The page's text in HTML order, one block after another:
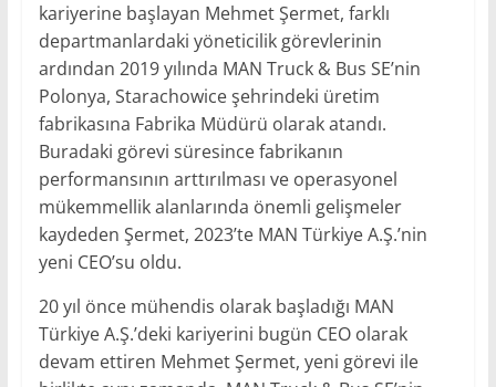
kariyerine başlayan Mehmet Şermet, farklı
departmanlardaki yöneticilik görevlerinin
ardından 2019 yılında MAN Truck & Bus SE’nin
Polonya, Starachowice şehrindeki üretim
fabrikasına Fabrika Müdürü olarak atandı.
Buradaki görevi süresince fabrikanın
performansının arttırılması ve operasyonel
mükemmellik alanlarında önemli gelişmeler
kaydeden Şermet, 2023’te MAN Türkiye A.Ş.’nin
yeni CEO’su oldu.
20 yıl önce mühendis olarak başladığı MAN
Türkiye A.Ş.’deki kariyerini bugün CEO olarak
devam ettiren Mehmet Şermet, yeni görevi ile